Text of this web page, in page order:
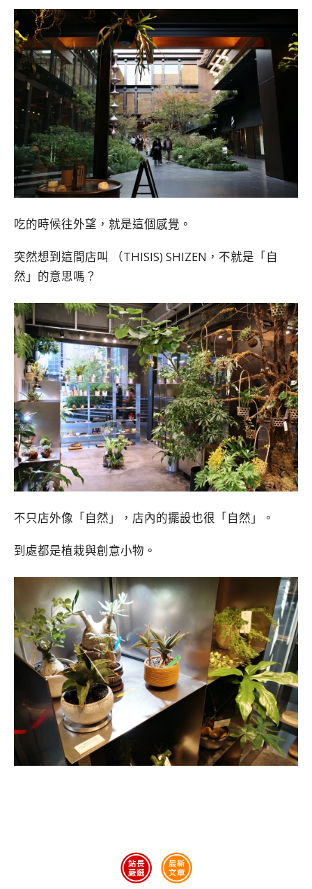
吃的時候往外望，就是這個感覺。
突然想到這間店叫 （THISIS) SHIZEN，不就是「自
然」的意思嗎？
不只店外像「自然」，店內的擺設也很「自然」。
到處都是植栽與創意小物。